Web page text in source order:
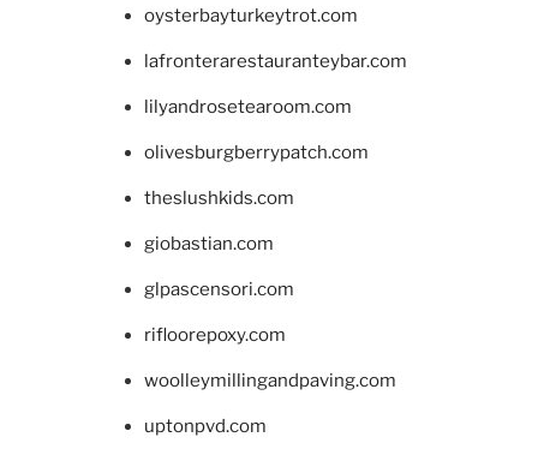
oysterbayturkeytrot.com
lafronterarestauranteybar.com
lilyandrosetearoom.com
olivesburgberrypatch.com
theslushkids.com
giobastian.com
glpascensori.com
rifloorepoxy.com
woolleymillingandpaving.com
uptonpvd.com